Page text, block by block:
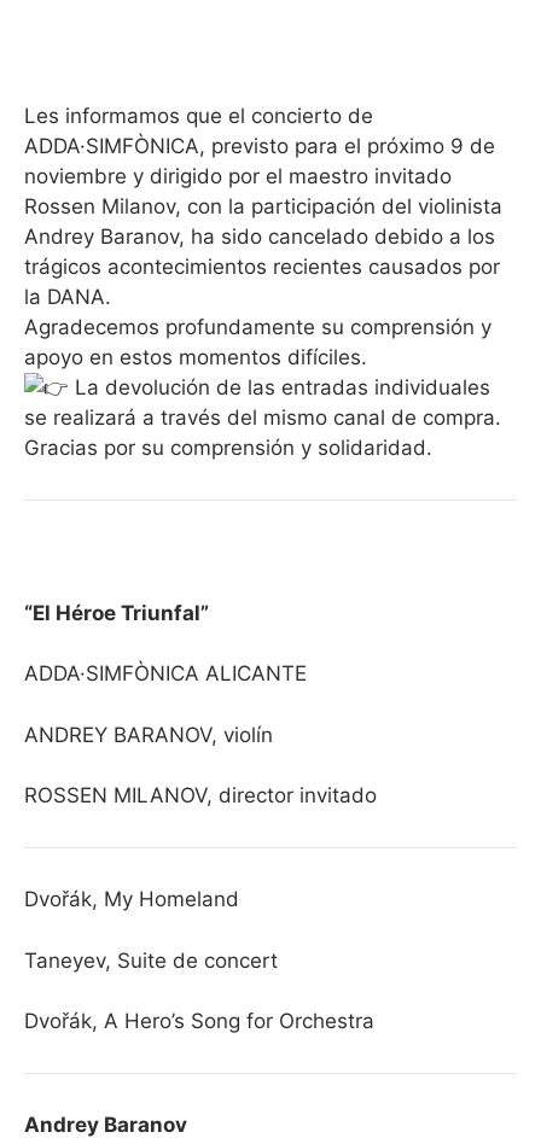
Les informamos que el concierto de
ADDA·SIMFÒNICA, previsto para el próximo 9 de
noviembre y dirigido por el maestro invitado
Rossen Milanov, con la participación del violinista
Andrey Baranov, ha sido cancelado debido a los
trágicos acontecimientos recientes causados por
la DANA.
Agradecemos profundamente su comprensión y
apoyo en estos momentos difíciles.
La devolución de las entradas individuales
se realizará a través del mismo canal de compra.
Gracias por su comprensión y solidaridad.
“El Héroe Triunfal”
ADDA·SIMFÒNICA ALICANTE
ANDREY BARANOV, violín
ROSSEN MILANOV, director invitado
Dvořák, My Homeland
Taneyev, Suite de concert
Dvořák, A Hero’s Song for Orchestra
Andrey Baranov